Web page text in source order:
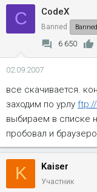
C CodeX
Banned Banned
6 650
02.09.2007
все скачивается.
заходим по урлу
выбираем в списке
пробовал и
K Kaiser
Участник